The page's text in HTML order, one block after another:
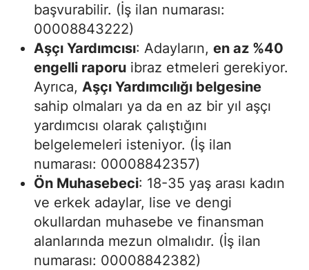
başvurabilir. (İş ilan numarası:
00008843222)
Aşçı Yardımcısı: Adayların, en az %40
engelli raporu ibraz etmeleri gerekiyor.
Ayrıca, Aşçı Yardımcılığı belgesine
sahip olmaları ya da en az bir yıl aşçı
yardımcısı olarak çalıştığını
belgelemeleri isteniyor. (İş ilan
numarası: 00008842357)
Ön Muhasebeci: 18-35 yaş arası kadın
ve erkek adaylar, lise ve dengi
okullardan muhasebe ve finansman
alanlarında mezun olmalıdır. (İş ilan
numarası: 00008842382)